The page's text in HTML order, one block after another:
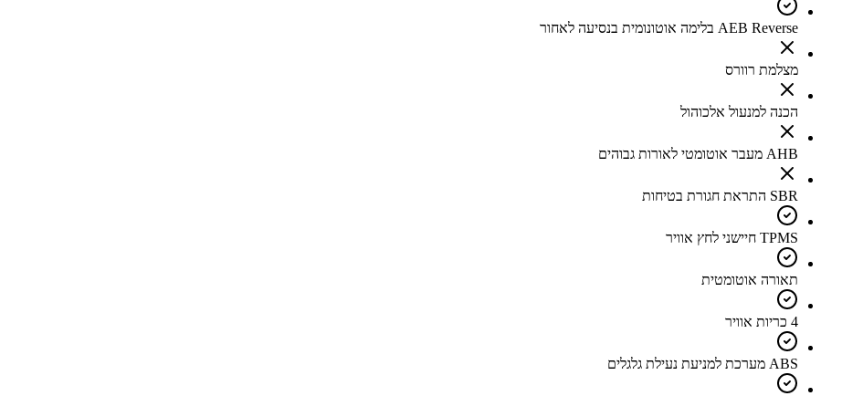
AEB Reverse בלימה אוטונומית בנסיעה לאחור
מצלמת רוורס
הכנה למנעול אלכוהול
AHB מעבר אוטומטי לאורות גבוהים
SBR התראת חגורת בטיחות
TPMS חיישני לחץ אוויר
תאורה אוטומטית
4 כריות אוויר
ABS מערכת למניעת נעילת גלגלים